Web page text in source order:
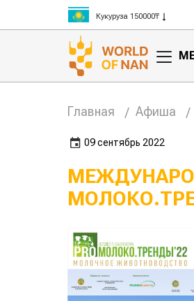
Кукуруза 150000₸
Рис 300000₸
Пшеница 3 класс 125000₸
Главная Афиша
09 сентябрь 2022